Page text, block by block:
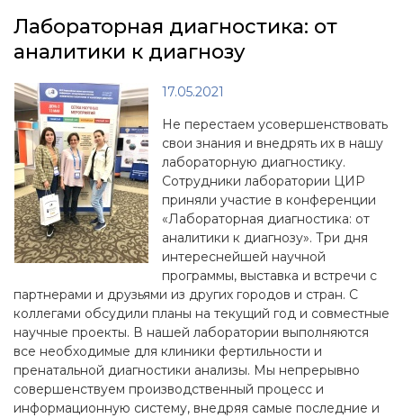
Лабораторная диагностика: от
аналитики к диагнозу
17.05.2021
Не перестаем усовершенствовать
свои знания и внедрять их в нашу
лабораторную диагностику.
Сотрудники лаборатории ЦИР
приняли участие в конференции
«Лабораторная диагностика: от
аналитики к диагнозу». Три дня
интереснейшей научной
программы, выставка и встречи с
партнерами и друзьями из других городов и стран. С
коллегами обсудили планы на текущий год и совместные
научные проекты. В нашей лаборатории выполняются
все необходимые для клиники фертильности и
пренатальной диагностики анализы. Мы непрерывно
совершенствуем производственный процесс и
информационную систему, внедряя самые последние и